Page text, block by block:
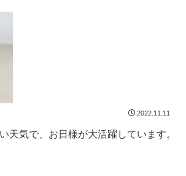
2022.11.11
天気で、お日様が大活躍しています。